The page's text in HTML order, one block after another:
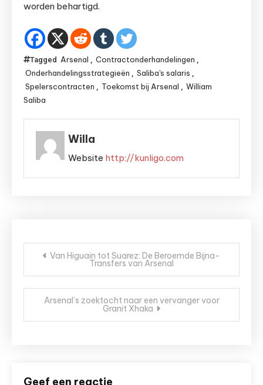
worden behartigd.
Tagged Arsenal , Contractonderhandelingen ,
Onderhandelingsstrategieën , Saliba's salaris ,
Spelerscontracten , Toekomst bij Arsenal , William
Saliba
Willa
Website http://kunligo.com
Bericht
navigatie
Van Higuain tot Suarez: De Beroemde Bijna-
Transfers van Arsenal
Arsenal’s zoektocht naar een vervanger voor
Granit Xhaka
Geef een reactie